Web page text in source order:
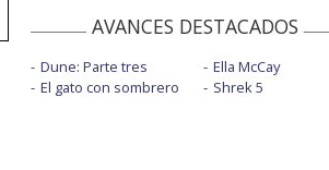
AVANCES DESTACADOS
Dune: Parte tres
El gato con sombrero
Ella McCay
Shrek 5